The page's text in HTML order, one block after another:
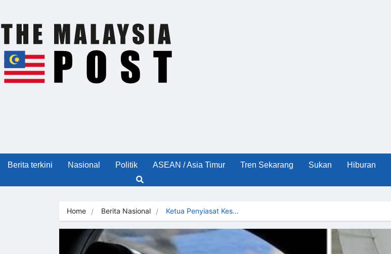
Berita terkini Nasional Politik ASEAN / Asia Timur Tren Sekarang Sukan Hiburan
Home Berita Nasional Ketua Penyiasat Kes…